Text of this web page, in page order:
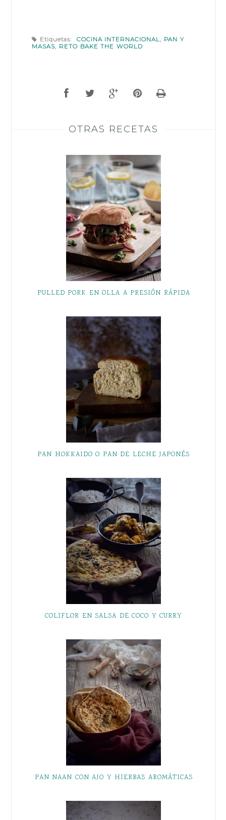
Etiquetas: COCINA INTERNACIONAL, PAN Y
MASAS, RETO BAKE THE WORLD
OTRAS RECETAS
PULLED PORK EN OLLA A PRESIÓN RÁPIDA
PAN HOKKAIDO O PAN DE LECHE JAPONÉS
COLIFLOR EN SALSA DE COCO Y CURRY
PAN NAAN CON AJO Y HIERBAS AROMÁTICAS